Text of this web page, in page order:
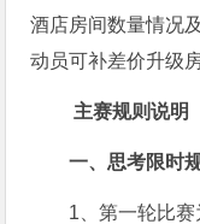
酒店房间数量情况
动员可补差价升级
主赛规则说明
一、思考限时
1、第一轮比赛